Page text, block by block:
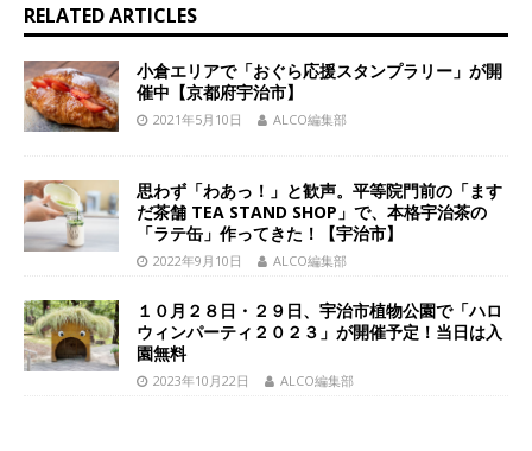
RELATED ARTICLES
小倉エリアで「おぐら応援スタンプラリー」が開
催中【京都府宇治市】
2021年5月10日 ALCO編集部
思わず「わあっ！」と歓声。平等院門前の「ます
だ茶舗 TEA STAND SHOP」で、本格宇治茶の
「ラテ缶」作ってきた！【宇治市】
2022年9月10日 ALCO編集部
１０月２８日・２９日、宇治市植物公園で「ハロ
ウィンパーティ２０２３」が開催予定！当日は入
園無料
2023年10月22日 ALCO編集部